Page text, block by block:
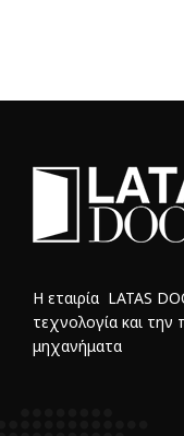
Η εταιρία LATAS
τεχνολογία και την
μηχανήματα